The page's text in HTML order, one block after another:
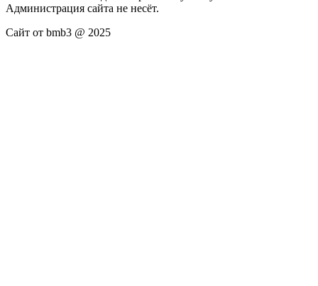
Администрация сайта не несёт.
Сайт от bmb3 @ 2025